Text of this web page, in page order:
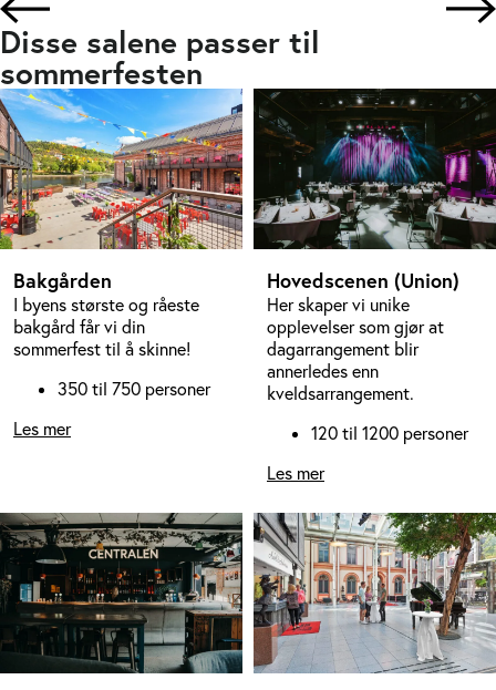
Disse salene passer til
sommerfesten
Bakgården
I byens største og råeste
bakgård får vi din
sommerfest til å skinne!
350 til 750 personer
Les mer
Hovedscenen (Union)
Her skaper vi unike
opplevelser som gjør at
dagarrangement blir
annerledes enn
kveldsarrangement.
120 til 1200 personer
Les mer